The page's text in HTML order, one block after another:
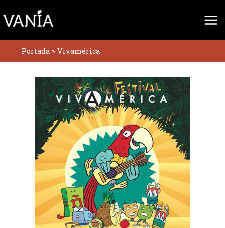
al
Portada » Vivamérica